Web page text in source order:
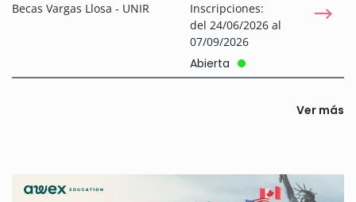
Becas Vargas Llosa - UNIR
Inscripciones:
del 24/06/2026 al
07/09/2026
Abierta
Ver más